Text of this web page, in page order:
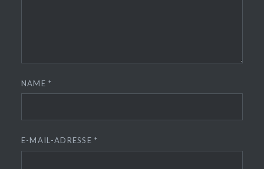
NAME*
E-MAIL-ADRESSE*